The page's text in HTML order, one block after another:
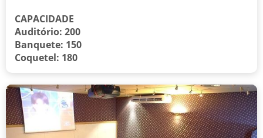
CAPACIDADE
Auditório: 200
Banquete: 150
Coquetel: 180